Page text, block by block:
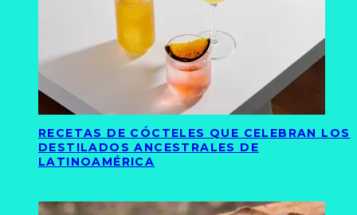
RECETAS DE CÓCTELES QUE CELEBRAN LOS
DESTILADOS ANCESTRALES DE
LATINOAMÉRICA